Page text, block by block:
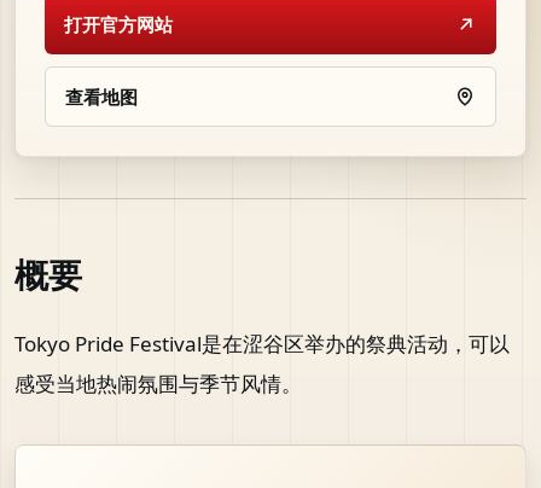
打开官方网站
查看地图
概要
Tokyo Pride Festival是在涩谷区举办的祭典活动，可以
感受当地热闹氛围与季节风情。